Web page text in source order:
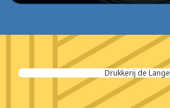
Drukkerij de Lange